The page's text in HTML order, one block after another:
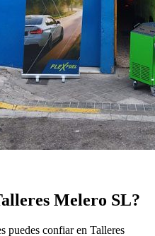
Melero SL?
puedes confiar en Talleres